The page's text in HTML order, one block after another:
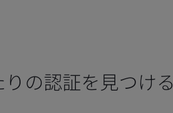
の認証を見つける